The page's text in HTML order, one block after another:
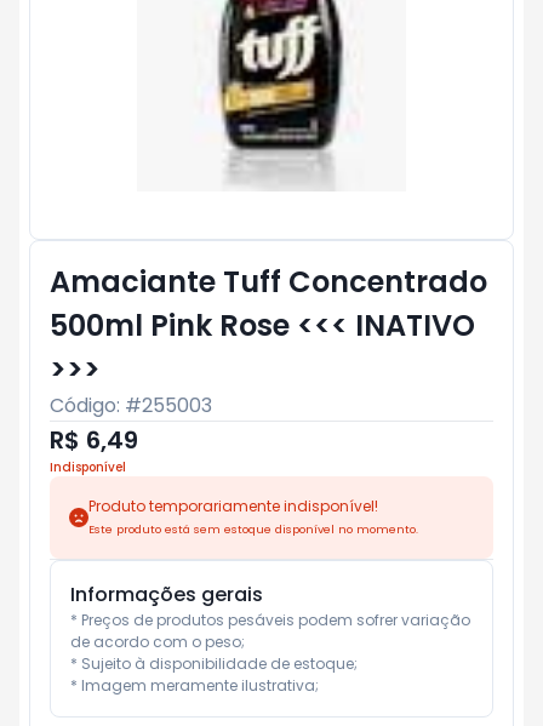
Amaciante Tuff Concentrado
500ml Pink Rose <<< INATIVO
>>>
Código: #255003
R$ 6,49
Indisponível
Produto temporariamente indisponível!
Este produto está sem estoque disponível no momento.
Informações gerais
* Preços de produtos pesáveis podem sofrer variação
de acordo com o peso;
* Sujeito à disponibilidade de estoque;
* Imagem meramente ilustrativa;